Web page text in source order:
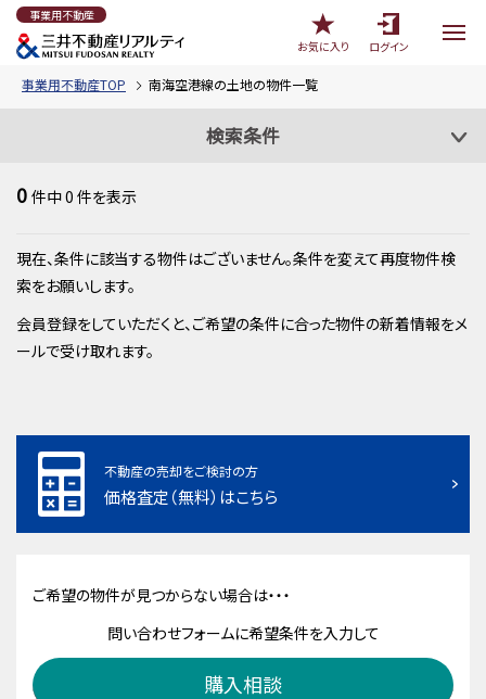
事業用不動産
お気に入り
ログイン
事業用不動産TOP 南海空港線の土地の物件一覧
検索条件
0 件中0 件を表示
現在、条件に該当する物件はございません。条件を変えて再度物件検
索をお願いします。
会員登録をしていただくと、ご希望の条件に合った物件の新着情報をメ
ールで受け取れます。
不動産の売却をご検討の方
価格査定（無料）はこちら
ご希望の物件が見つからない場合は・・・
問い合わせフォームに希望条件を入力して
購入相談